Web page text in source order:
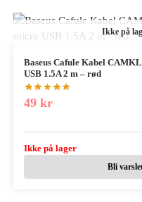
Ikke på
Baseus Cafule Kabel
USB 1.5A 2 m – rød
49 kr
Ikke på lager
Bli